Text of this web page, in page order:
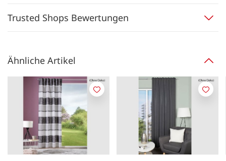
Trusted Shops Bewertungen
Ähnliche Artikel
Merken